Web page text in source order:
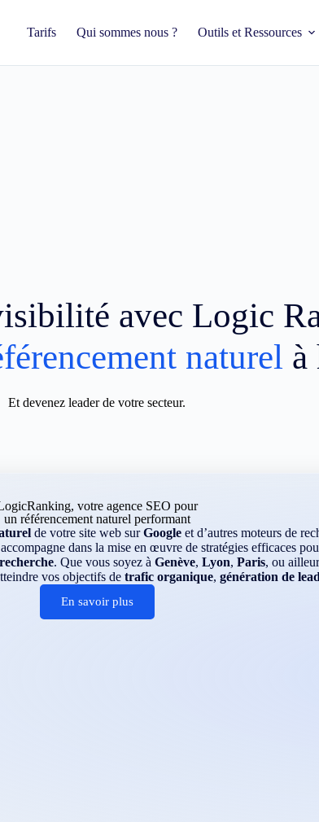
Tarifs Qui sommes nous ? Outils et Ressources
avec Logic
naturel à
Et devenez leader de votre secteur.
votre agence SEO pour
un référencement naturel performant
de votre site web surGoogle et d’autres moteurs de
dans la mise en œuvre de stratégies efficaces
. Que vous soyez à Genève, Lyon, Paris, ou
vos objectifs de trafic organique, génération de
En savoir plus